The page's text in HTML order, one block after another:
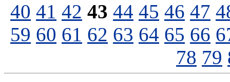
40 41 42 43 44 45 46 47
59 60 61 62 63 64 65 66
78 79